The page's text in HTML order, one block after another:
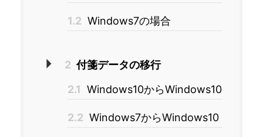
1.2 Windows7の場合
2 付箋データの移行
2.1 Windows10からWindows10
2.2 Windows7からWindows10